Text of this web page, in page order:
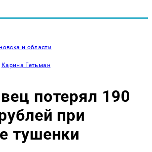
и области
Карина Гетьман
потерял 190
при
тушенки